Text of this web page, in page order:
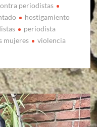
periodistas
hostigamiento
periodista
mujeres
violencia